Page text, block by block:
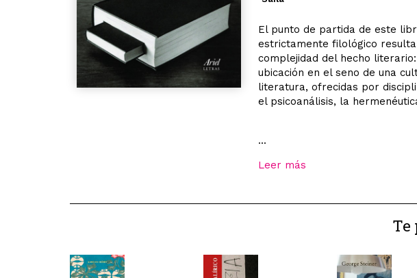
El punto de partida de este
estrictamente filológico
complejidad del hecho
ubicación en el seno de una
literatura, ofrecidas por
el psicoanálisis, la
...
Leer más
Te